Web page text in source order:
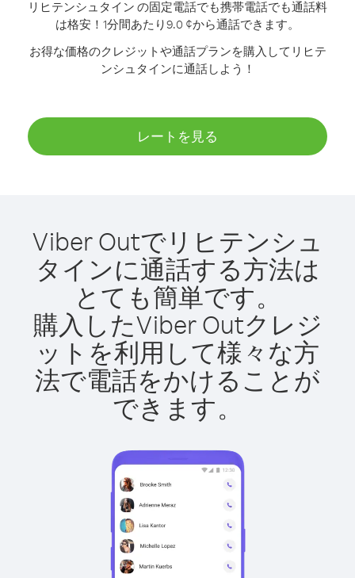
リヒテンシュタイン の固定電話でも携帯電話でも通話料
は格安！1分間あたり9.0 ¢から通話できます。
お得な価格のクレジットや通話プランを購入してリヒテ
ンシュタインに通話しよう！
レートを見る
Viber Outでリヒテンシュ
タインに通話する方法は
とても簡単です。
購入したViber Outクレジ
ットを利用して様々な方
法で電話をかけることが
できます。